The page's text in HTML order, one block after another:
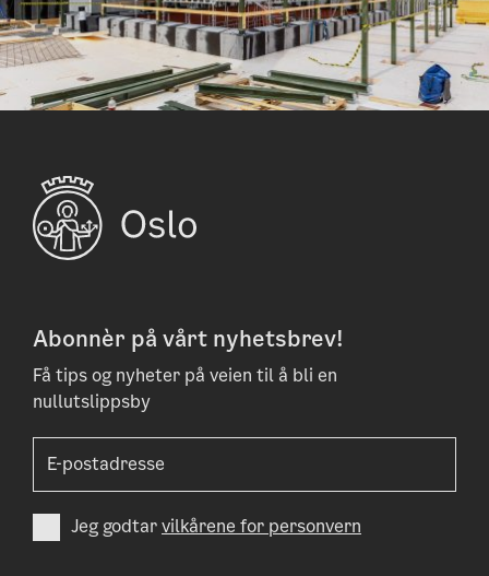
Abonnèr på vårt nyhetsbrev!
Få tips og nyheter på veien til å bli en
nullutslippsby
Jeg godtarvilkårene for personvern